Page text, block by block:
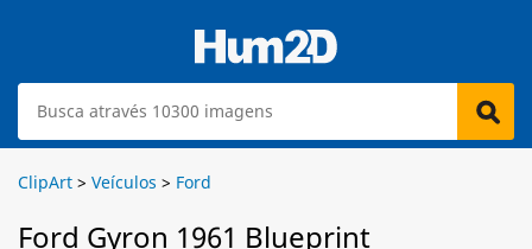
ClipArt > Veículos > Ford
Ford Gyron 1961 Blueprint